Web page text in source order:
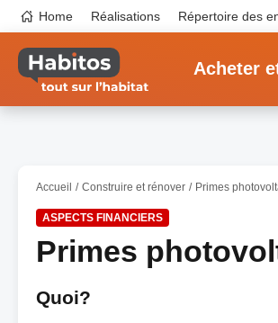
contenu
principal
Top
navigation
Home Réalisations Répertoire des
Acheter
Accueil Construire et rénover Primes
ASPECTS FINANCIERS
Primes
Quoi?